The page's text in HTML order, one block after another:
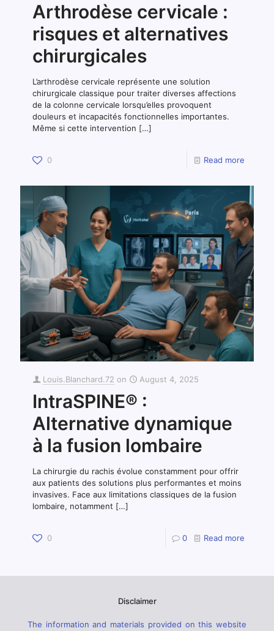
Arthrodèse cervicale :
risques et alternatives
chirurgicales
L’arthrodèse cervicale représente une solution
chirurgicale classique pour traiter diverses affections
de la colonne cervicale lorsqu’elles provoquent
douleurs et incapacités fonctionnelles importantes.
Même si cette intervention […]
0 Read more
Louis.Blanchard.72 on August 4, 2025
IntraSPINE® :
Alternative dynamique
à la fusion lombaire
La chirurgie du rachis évolue constamment pour offrir
aux patients des solutions plus performantes et moins
invasives. Face aux limitations classiques de la fusion
lombaire, notamment […]
0 0 Read more
Disclaimer
The information and materials provided on this website